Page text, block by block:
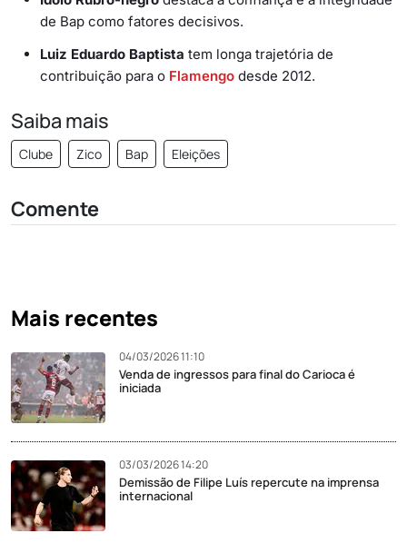
de Bap como fatores decisivos.
Luiz Eduardo Baptista tem longa trajetória de
contribuição para o Flamengo desde 2012.
Saiba mais
Clube Zico Bap Eleições
Comente
Mais recentes
04/03/2026 11:10
Venda de ingressos para final do Carioca é
iniciada
03/03/2026 14:20
Demissão de Filipe Luís repercute na imprensa
internacional